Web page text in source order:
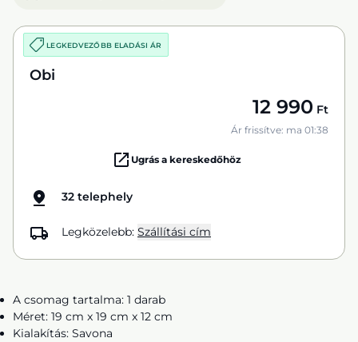
LEGKEDVEZŐBB ELADÁSI ÁR
Obi
12 990 Ft
Ár frissítve: ma 01:38
Ugrás a kereskedőhöz
32 telephely
Legközelebb: Szállítási cím
A csomag tartalma: 1 darab
Méret: 19 cm x 19 cm x 12 cm
Kialakítás: Savona